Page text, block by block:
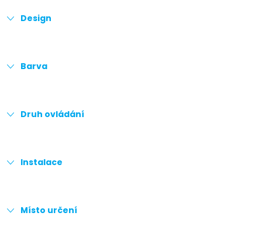
Design
Barva
Druh ovládání
Instalace
Místo určení